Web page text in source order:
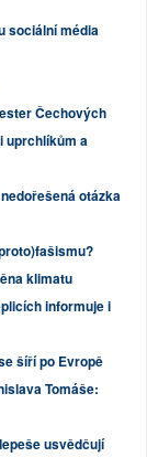
sociální média
Čechových
uprchlíkům a
otázka
klimatu
informuje i
šíří po Evropě
Tomáše:
usvědčují